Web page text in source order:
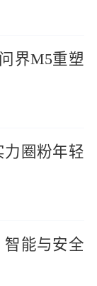
界M5重塑
圈粉年轻
智能与安全